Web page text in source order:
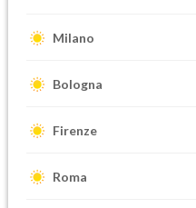
Milano
Bologna
Firenze
Roma